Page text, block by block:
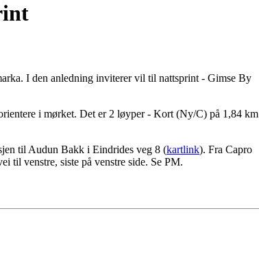
I den anledning inviterer vil til nattsprint - Gimse By
i mørket. Det er 2 løyper - Kort (Ny/C) på 1,84 km
til Audun Bakk i Eindrides veg 8 (kartlink). Fra Capro
til venstre, siste på venstre side. Se PM.